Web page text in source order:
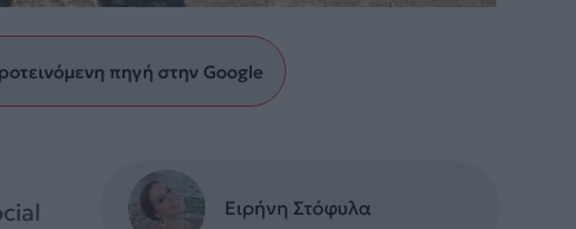
πηγή στην Google
Ειρήνη Στόφυλα